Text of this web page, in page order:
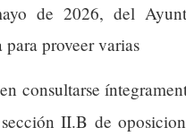
de 2026, del
proveer varias
consultarse
II.B de